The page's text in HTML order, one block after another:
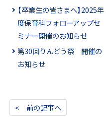
【卒業生の皆さまへ】2025年
度保育科フォローアップセ
ミナー開催のお知らせ
第30回りんどう祭 開催の
お知らせ
< 前の記事へ